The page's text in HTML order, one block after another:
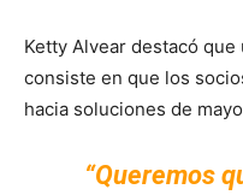
Ketty Alvear destacó
consiste en que los
hacia soluciones de
“Queremos